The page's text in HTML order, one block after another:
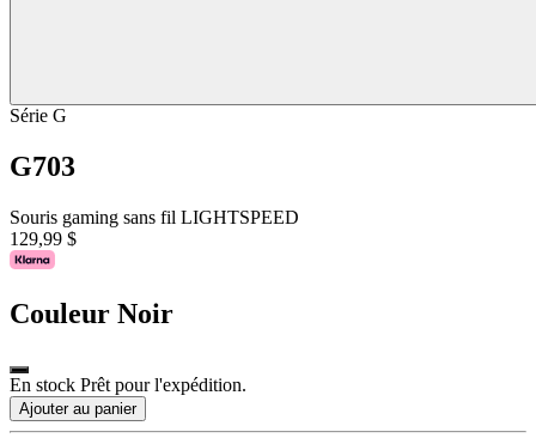
Série G
G703
Souris gaming sans fil LIGHTSPEED
129,99 $
Couleur Noir
En stock Prêt pour l'expédition.
Ajouter au panier